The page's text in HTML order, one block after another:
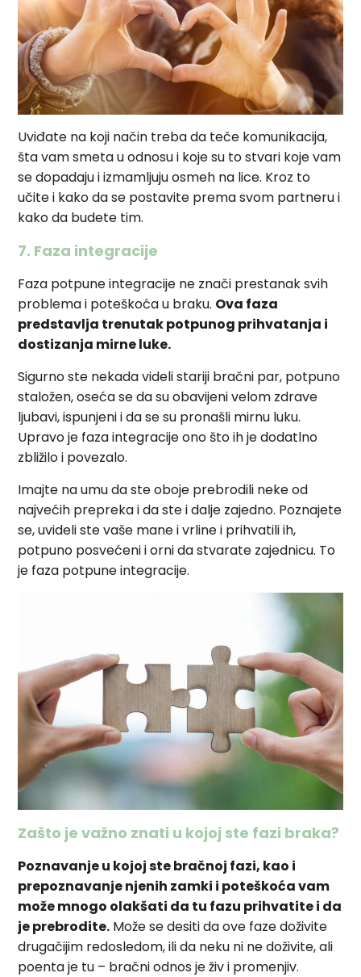
Uviđate na koji način treba da teče komunikacija,
šta vam smeta u odnosu i koje su to stvari koje vam
se dopadaju i izmamljuju osmeh na lice. Kroz to
učite i kako da se postavite prema svom partneru i
kako da budete tim.
7. Faza integracije
Faza potpune integracije ne znači prestanak svih
problema i poteškoća u braku. Ova faza
predstavlja trenutak potpunog prihvatanja i
dostizanja mirne luke.
Sigurno ste nekada videli stariji bračni par, potpuno
staložen, oseća se da su obavijeni velom zdrave
ljubavi, ispunjeni i da se su pronašli mirnu luku.
Upravo je faza integracije ono što ih je dodatlno
zbližilo i povezalo.
Imajte na umu da ste oboje prebrodili neke od
najvećih prepreka i da ste i dalje zajedno. Poznajete
se, uvideli ste vaše mane i vrline i prihvatili ih,
potpuno posvećeni i orni da stvarate zajednicu. To
je faza potpune integracije.
Zašto je važno znati u kojoj ste fazi braka?
Poznavanje u kojoj ste bračnoj fazi, kao i
prepoznavanje njenih zamki i poteškoća vam
može mnogo olakšati da tu fazu prihvatite i da
je prebrodite. Može se desiti da ove faze doživite
drugačijim redosledom, ili da neku ni ne doživite, ali
poenta je tu – bračni odnos je živ i promenjiv.